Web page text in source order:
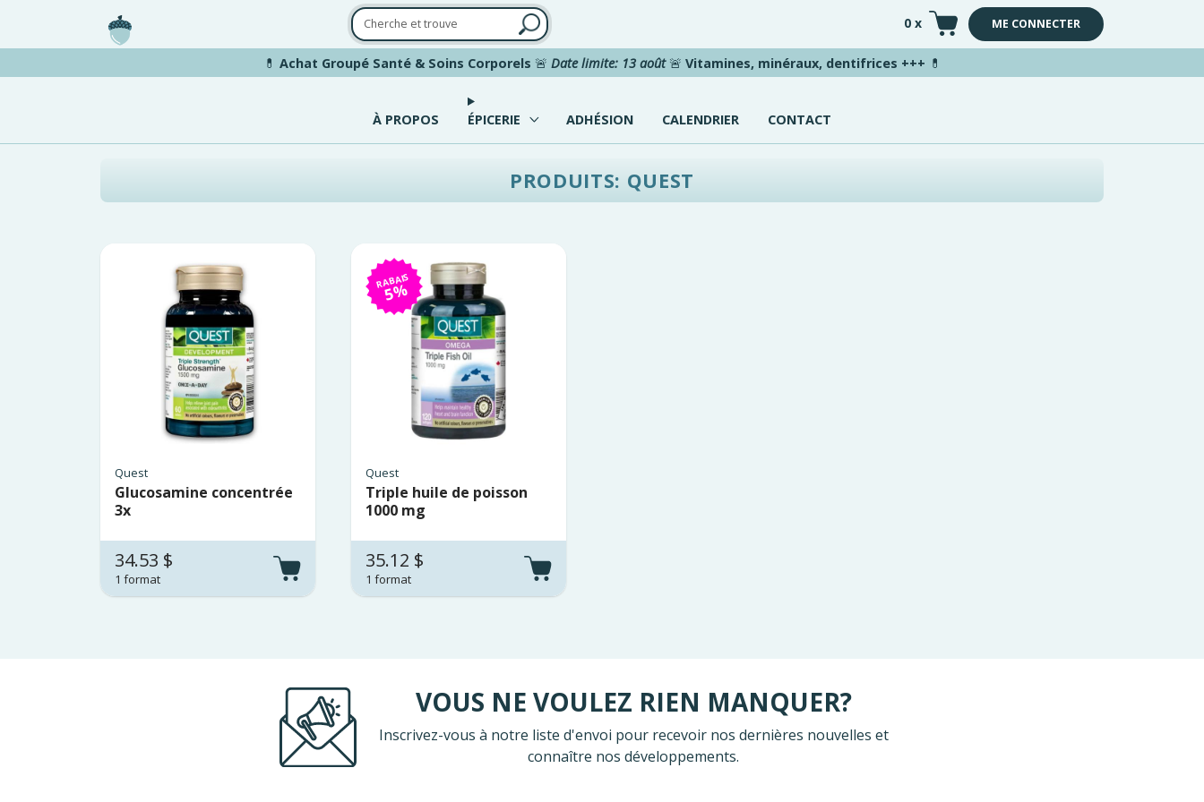
0 x ME CONNECTER
💊 Achat Groupé Santé & Soins Corporels 🚨 Date limite: 13 août🚨 Vitamines, minéraux, dentifrices +++ 💊
À PROPOS ÉPICERIE ADHÉSION CALENDRIER CONTACT
PRODUITS: QUEST
Quest
Glucosamine concentrée
3x
34.53 $
1 format
RABAIS
5%
Quest
Triple huile de poisson
1000 mg
35.12 $
1 format
VOUS NE VOULEZ RIEN MANQUER?
Inscrivez-vous à notre liste d'envoi pour recevoir nos dernières nouvelles et
connaître nos développements.